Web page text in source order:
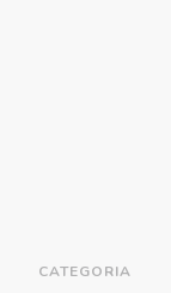
CATEGORIA